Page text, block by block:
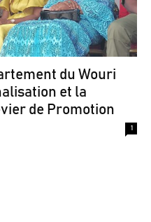
du Wouri
et la
de Promotion
1